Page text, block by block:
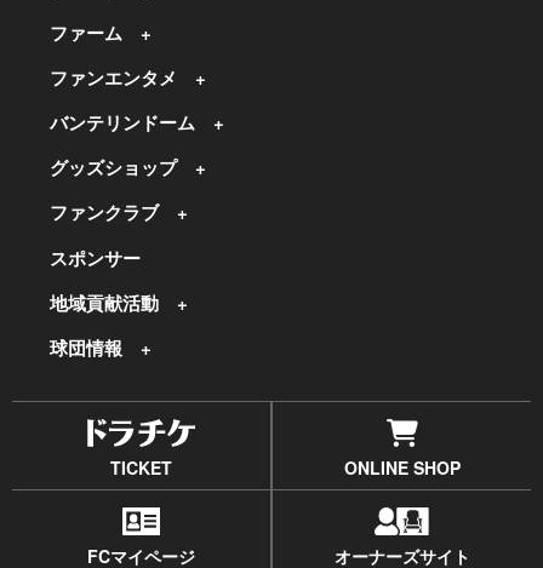
ファーム
ファンエンタメ
バンテリンドーム
グッズショップ
ファンクラブ
スポンサー
地域貢献活動
球団情報
TICKET ONLINE SHOP
FCマイページ オーナーズサイト